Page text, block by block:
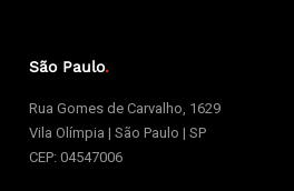
São Paulo.
Rua Gomes de Carvalho, 1629
Vila Olímpia | São Paulo | SP
CEP: 04547006